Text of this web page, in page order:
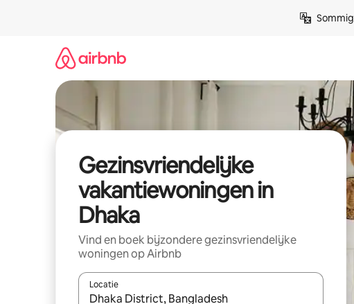
Gezinsvriendelijke
vakantiewoningen in
Dhaka
Vind en boek bijzondere gezinsvriendelijke
woningen op Airbnb
Locatie
Wanneer er suggesties beschikbaar zijn, maak je een